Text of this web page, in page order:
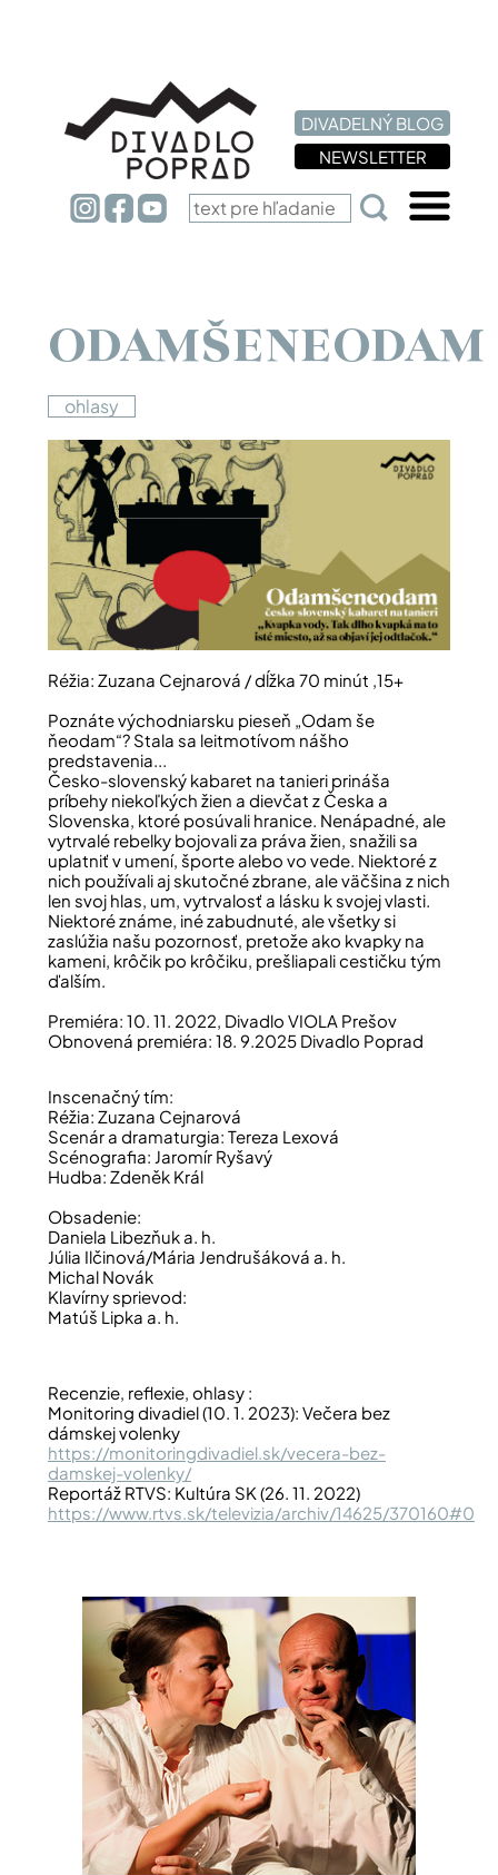
DIVADELNÝ BLOG
NEWSLETTER
ODAMŠENEODAM
ohlasy
Réžia: Zuzana Cejnarová / dĺžka 70 minút ,15+
Poznáte východniarsku pieseň „Odam še
ňeodam“? Stala sa leitmotívom nášho
predstavenia...
Česko-slovenský kabaret na tanieri prináša
príbehy niekoľkých žien a dievčat z Česka a
Slovenska, ktoré posúvali hranice. Nenápadné, ale
vytrvalé rebelky bojovali za práva žien, snažili sa
uplatniť v umení, športe alebo vo vede. Niektoré z
nich používali aj skutočné zbrane, ale väčšina z nich
len svoj hlas, um, vytrvalosť a lásku k svojej vlasti.
Niektoré známe, iné zabudnuté, ale všetky si
zaslúžia našu pozornosť, pretože ako kvapky na
kameni, krôčik po krôčiku, prešliapali cestičku tým
ďalším.
Premiéra: 10. 11. 2022, Divadlo VIOLA Prešov
Obnovená premiéra: 18. 9.2025 Divadlo Poprad
Inscenačný tím:
Réžia: Zuzana Cejnarová
Scenár a dramaturgia: Tereza Lexová
Scénografia: Jaromír Ryšavý
Hudba: Zdeněk Král
Obsadenie:
Daniela Libezňuk a. h.
Júlia Ilčinová/Mária Jendrušáková a. h.
Michal Novák
Klavírny sprievod:
Matúš Lipka a. h.
Recenzie, reflexie, ohlasy :
Monitoring divadiel (10. 1. 2023): Večera bez
dámskej volenky
https://monitoringdivadiel.sk/vecera-bez-
damskej-volenky/
Reportáž RTVS: Kultúra SK (26. 11. 2022)
https://www.rtvs.sk/televizia/archiv/14625/370160#0